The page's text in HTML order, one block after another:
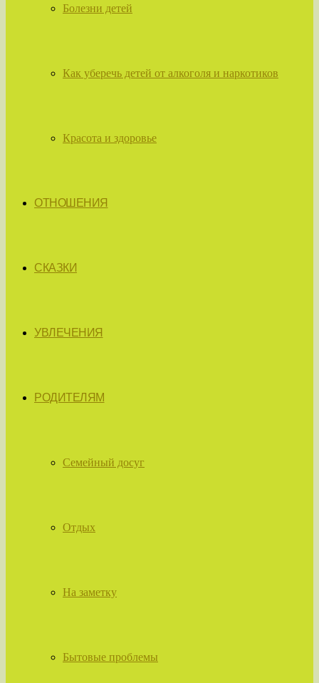
Болезни детей
Как уберечь детей от алкоголя и наркотиков
Красота и здоровье
ОТНОШЕНИЯ
СКАЗКИ
УВЛЕЧЕНИЯ
РОДИТЕЛЯМ
Семейный досуг
Отдых
На заметку
Бытовые проблемы